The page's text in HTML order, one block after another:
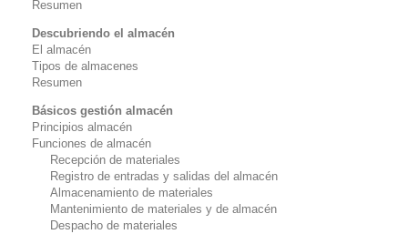
Resumen
Descubriendo el almacén
El almacén
Tipos de almacenes
Resumen
Básicos gestión almacén
Principios almacén
Funciones de almacén
Recepción de materiales
Registro de entradas y salidas del almacén
Almacenamiento de materiales
Mantenimiento de materiales y de almacén
Despacho de materiales